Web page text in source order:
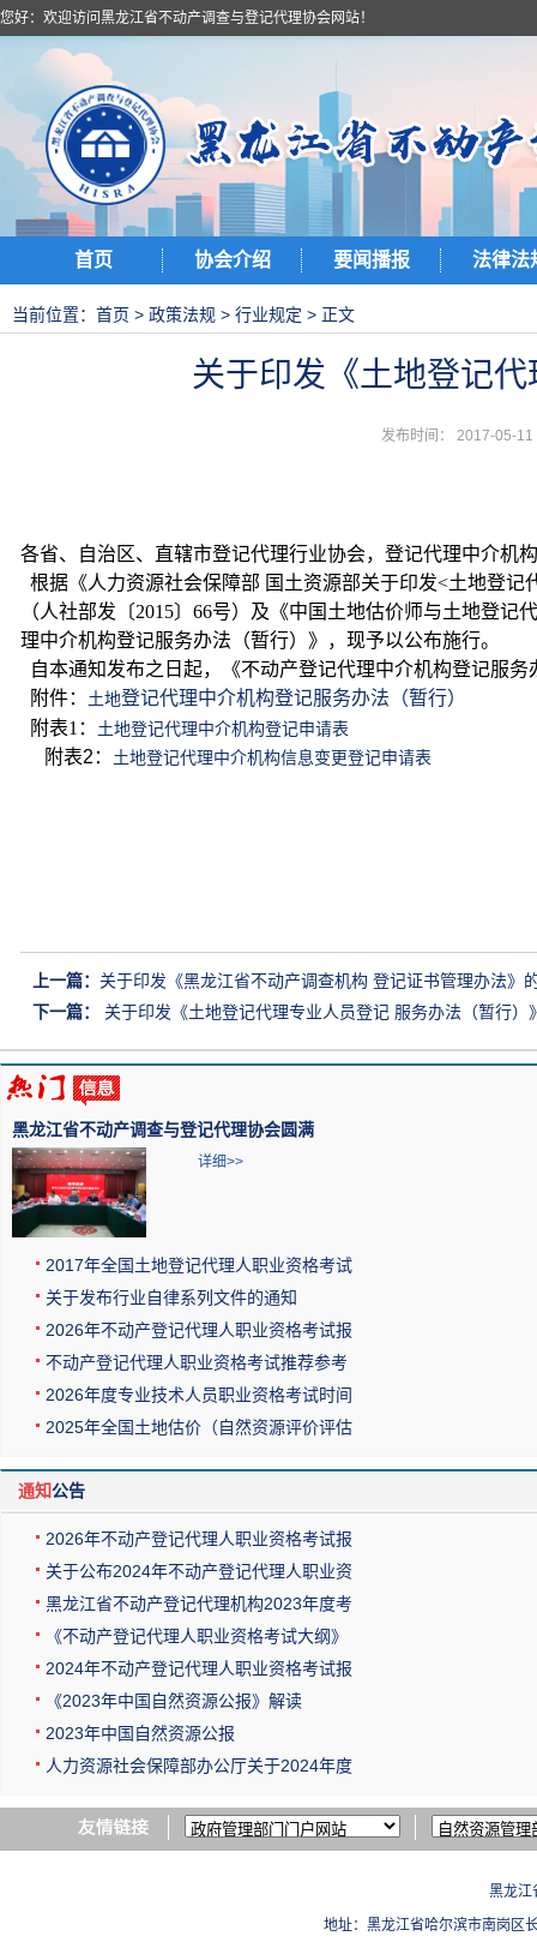
您好：欢迎访问黑龙江省不动产调查与登记代理协会网站！
首页 协会介绍 要闻播报 法律法
当前位置： 首页 > 政策法规 > 行业规定 > 正文
关于印发《土地登记
发布时间： 2017-05-
各省、自治区、直辖市登记代理行业协会，登记代理中介机
根据《人力资源社会保障部 国土资源部关于印发<土地登
（人社部发〔2015〕66号）及《中国土地估价师与土地登
理中介机构登记服务办法（暂行）》，现予以公布施行。
自本通知发布之日起，《不动产登记代理中介机构登记服
附件：
土地登记代理中介机构登记服务办法（暂行）
附表1：
土地登记代理中介机构登记申请表
附表2： 土地登记代理中介机构信息变更登记申请表
上一篇： 关于印发《黑龙江省不动产调查机构 登记证书管理办法》
下一篇：
关于印发《土地登记代理专业人员登记 服务办法（暂行）
黑龙江省不动产调查与登记代理协会圆满
详细>>
2017年全国土地登记代理人职业资格考试
关于发布行业自律系列文件的通知
2026年不动产登记代理人职业资格考试报
不动产登记代理人职业资格考试推荐参考
2026年度专业技术人员职业资格考试时间
2025年全国土地估价（自然资源评价评估
通知公告
2026年不动产登记代理人职业资格考试报
关于公布2024年不动产登记代理人职业资
黑龙江省不动产登记代理机构2023年度考
《不动产登记代理人职业资格考试大纲》
2024年不动产登记代理人职业资格考试报
《2023年中国自然资源公报》解读
2023年中国自然资源公报
人力资源社会保障部办公厅关于2024年度
黑龙江
地址：黑龙江省哈尔滨市南岗区